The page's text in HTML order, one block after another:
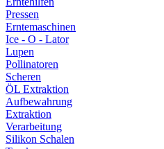
Pressen
Erntemaschinen
Ice - O - Lator
Lupen
Pollinatoren
Scheren
ÖL Extraktion
Aufbewahrung
Extraktion
Verarbeitung
Silikon Schalen